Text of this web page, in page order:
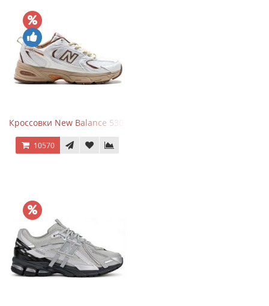
Кроссовки New Balance 530 x Niko and... Off White
10570